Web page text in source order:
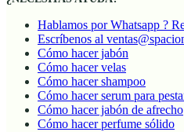
Hablamos por Whatsapp ?
Escríbenos al
Cómo hacer jabón
Cómo hacer velas
Cómo hacer shampoo
Cómo hacer serum para
Cómo hacer jabón de afrecho
Cómo hacer perfume sólido